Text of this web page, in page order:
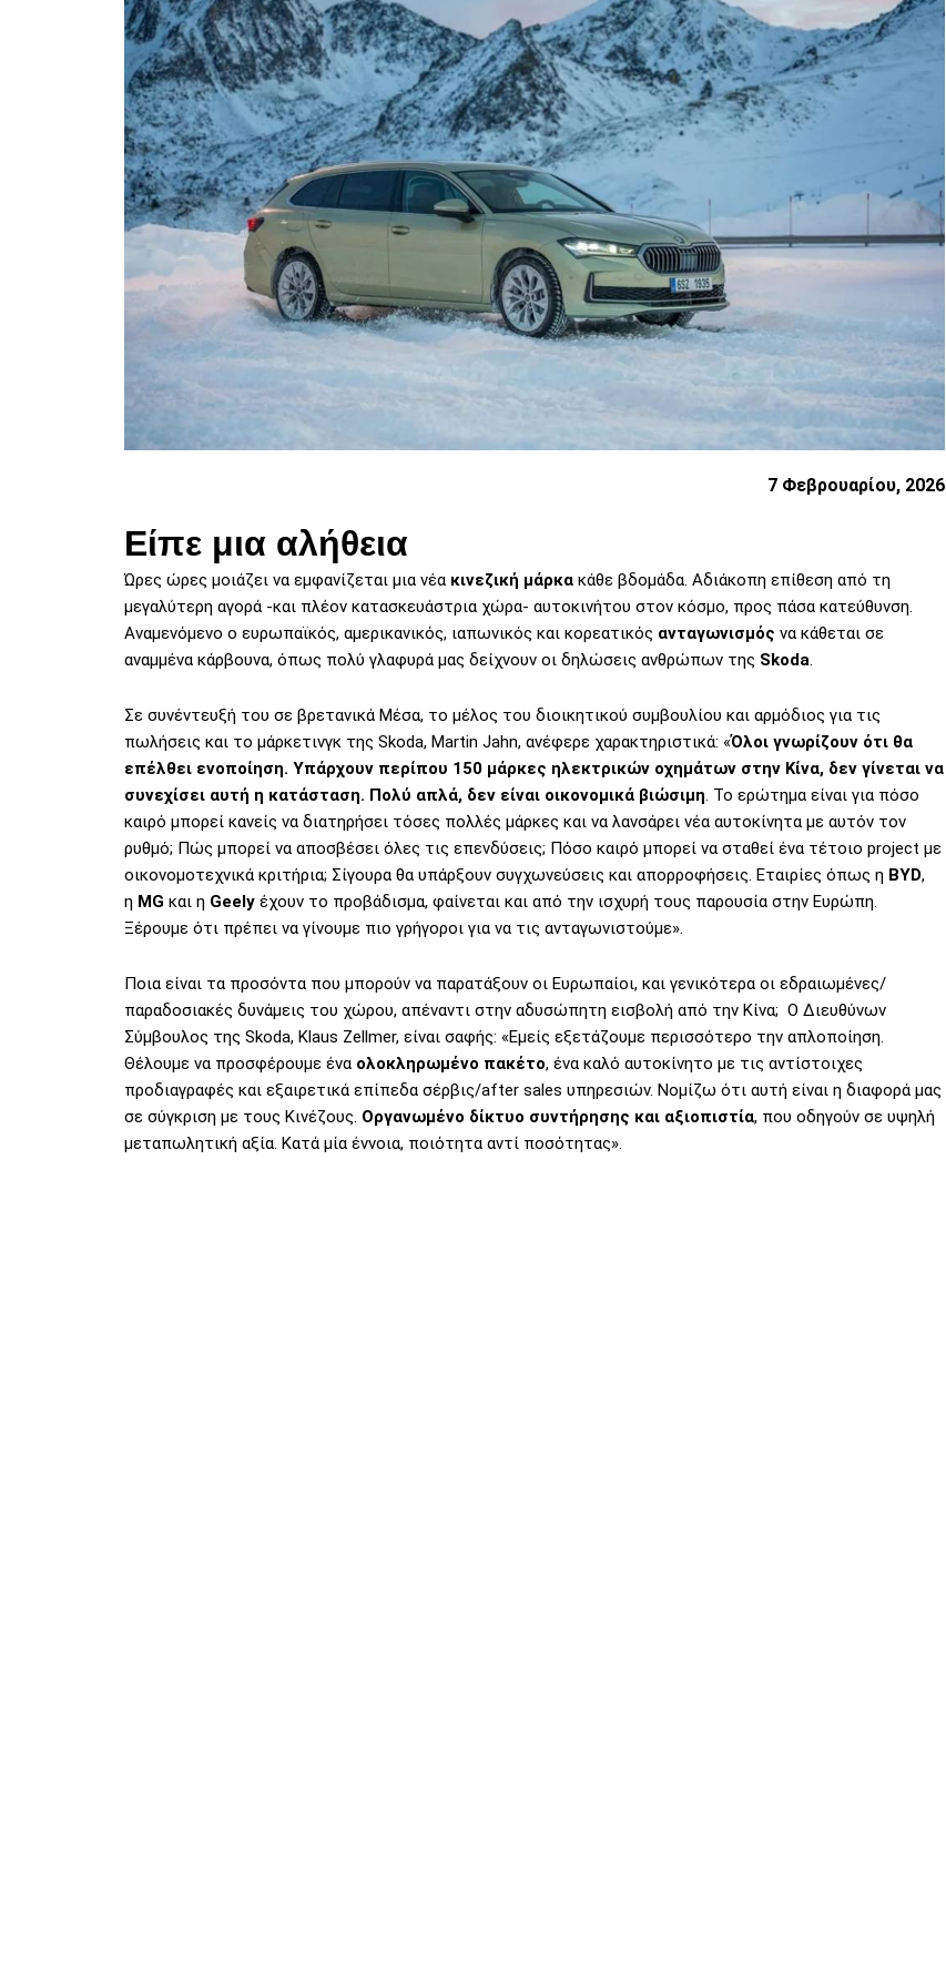
7 Φεβρουαρίου, 2026
Είπε μια αλήθεια
Ώρες ώρες μοιάζει να εμφανίζεται μια νέα κινεζική μάρκα κάθε βδομάδα. Αδιάκοπη επίθεση από τη
μεγαλύτερη αγορά -και πλέον κατασκευάστρια χώρα- αυτοκινήτου στον κόσμο, προς πάσα κατεύθυνση.
Αναμενόμενο ο ευρωπαϊκός, αμερικανικός, ιαπωνικός και κορεατικός ανταγωνισμός να κάθεται σε
αναμμένα κάρβουνα, όπως πολύ γλαφυρά μας δείχνουν οι δηλώσεις ανθρώπων της Skoda
Σε συνέντευξή του σε βρετανικά Μέσα, το μέλος του διοικητικού συμβουλίου και αρμόδιος για τις
πωλήσεις και το μάρκετινγκ της Skoda, Martin Jahn, ανέφερε χαρακτηριστικά: «Όλοι γνωρίζουν ότι θα
επέλθει ενοποίηση. Υπάρχουν περίπου 150 μάρκες ηλεκτρικών οχημάτων στην Κίνα, δεν γίνεται να
συνεχίσει αυτή η κατάσταση. Πολύ απλά, δεν είναι οικονομικά βιώσιμη. Το ερώτημα είναι για πόσο
καιρό μπορεί κανείς να διατηρήσει τόσες πολλές μάρκες και να λανσάρει νέα αυτοκίνητα με αυτόν τον
ρυθμό; Πώς μπορεί να αποσβέσει όλες τις επενδύσεις; Πόσο καιρό μπορεί να σταθεί ένα τέτοιο project με
οικονομοτεχνικά κριτήρια; Σίγουρα θα υπάρξουν συγχωνεύσεις και απορροφήσεις. Εταιρίες όπως η BYD,
η MG και η Geely έχουν το προβάδισμα, φαίνεται και από την ισχυρή τους παρουσία στην Ευρώπη.
Ξέρουμε ότι πρέπει να γίνουμε πιο γρήγοροι για να τις ανταγωνιστούμε».
Ποια είναι τα προσόντα που μπορούν να παρατάξουν οι Ευρωπαίοι, και γενικότερα οι εδραιωμένες/
παραδοσιακές δυνάμεις του χώρου, απέναντι στην αδυσώπητη εισβολή από την Κίνα; Ο Διευθύνων
Σύμβουλος της Skoda, Klaus Zellmer, είναι σαφής: «Εμείς εξετάζουμε περισσότερο την απλοποίηση.
Θέλουμε να προσφέρουμε ένα ολοκληρωμένο πακέτο, ένα καλό αυτοκίνητο με τις αντίστοιχες
προδιαγραφές και εξαιρετικά επίπεδα σέρβις/after sales υπηρεσιών. Νομίζω ότι αυτή είναι η διαφορά μας
σε σύγκριση με τους Κινέζους. Οργανωμένο δίκτυο συντήρησης και αξιοπιστία, που οδηγούν σε υψηλή
μεταπωλητική αξία. Κατά μία έννοια, ποιότητα αντί ποσότητας».